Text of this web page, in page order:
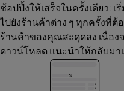
ช้อปปิ้งให้เสร็จในครั้งเดียว:
ไปยังร้านค้าต่าง ๆ ทุกครั้งที่ต้
ร้านค้าของคุณสะดุดลง เนื่อง
ดาวน์โหลด แนะนำให้กลับมา